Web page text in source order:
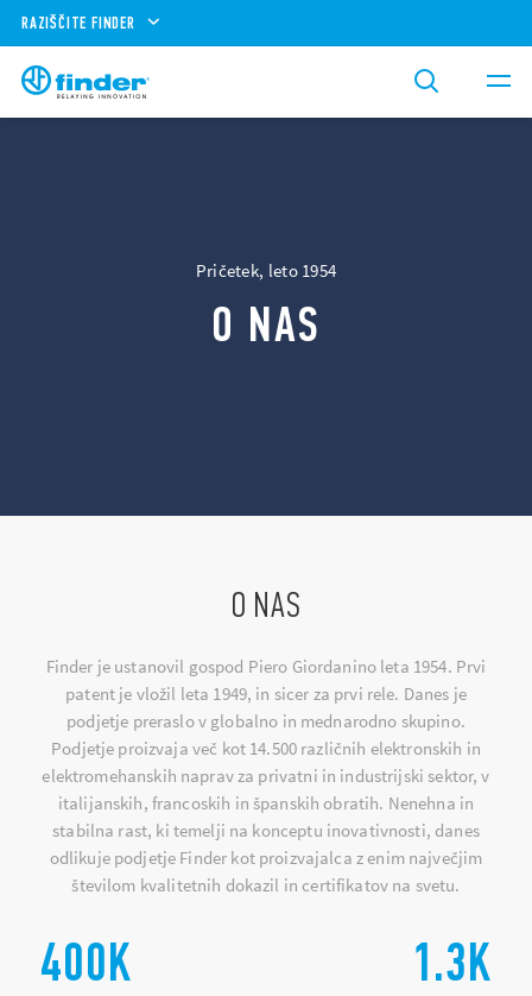
RAZIŠČITE FINDER
Pričetek, leto 1954
O NAS
O NAS
Finder je ustanovil gospod Piero Giordanino leta 1954. Prvi
patent je vložil leta 1949, in sicer za prvi rele. Danes je
podjetje preraslo v globalno in mednarodno skupino.
Podjetje proizvaja več kot 14.500 različnih elektronskih in
elektromehanskih naprav za privatni in industrijski sektor, v
italijanskih, francoskih in španskih obratih. Nenehna in
stabilna rast, ki temelji na konceptu inovativnosti, danes
odlikuje podjetje Finder kot proizvajalca z enim največjim
številom kvalitetnih dokazil in certifikatov na svetu.
400K 1.3K